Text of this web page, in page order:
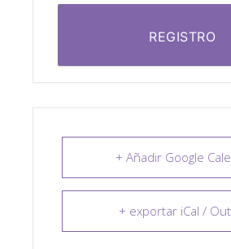
REGISTRO
+ Añadir Google
+ exportar iCal /